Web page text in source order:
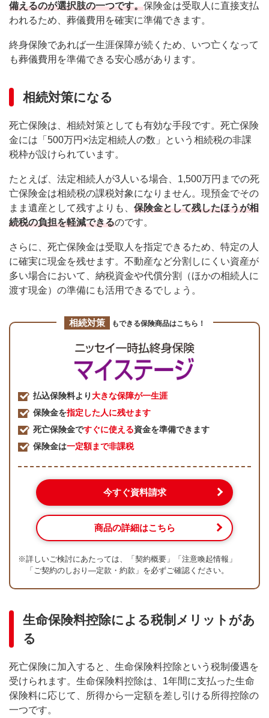
備えるのが選択肢の一つです。保険金は受取人に直接支払
われるため、葬儀費用を確実に準備できます。
終身保険であれば一生涯保障が続くため、いつ亡くなって
も葬儀費用を準備できる安心感があります。
相続対策になる
死亡保険は、相続対策としても有効な手段です。死亡保険
金には「500万円×法定相続人の数」という相続税の非課
税枠が設けられています。
たとえば、法定相続人が3人いる場合、1,500万円までの死
亡保険金は相続税の課税対象になりません。現預金でその
まま遺産として残すよりも、 保険金として残したほうが相
続税の負担を軽減できるのです。
さらに、死亡保険金は受取人を指定できるため、特定の人
に確実に現金を残せます。不動産など分割しにくい資産が
多い場合において、納税資金や代償分割（ほかの相続人に
渡す現金）の準備にも活用できるでしょう。
相続対策 もできる保険商品はこちら！
払込保険料より大きな保障が一生涯
保険金を指定した人に残せます
死亡保険金ですぐに使える資金を準備できます
保険金は一定額まで非課税
今すぐ資料請求
商品の詳細はこちら
※詳しいご検討にあたっては、「契約概要」「注意喚起情報」
「ご契約のしおり―定款・約款」を必ずご確認ください。
生命保険料控除による税制メリットがあ
る
死亡保険に加入すると、生命保険料控除という税制優遇を
受けられます。生命保険料控除は、1年間に支払った生命
保険料に応じて、所得から一定額を差し引ける所得控除の
一つです。